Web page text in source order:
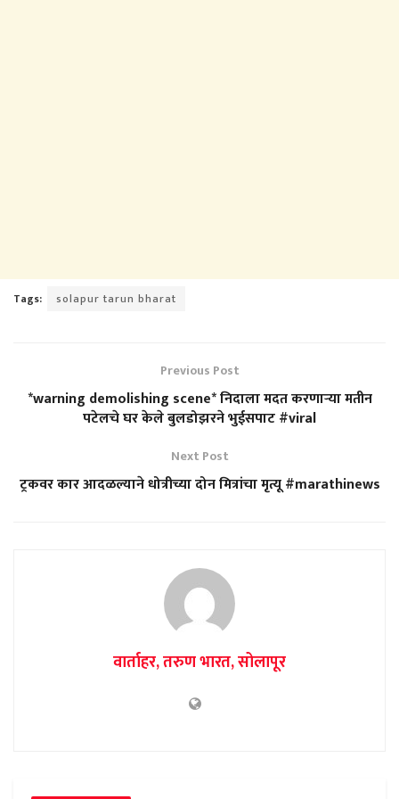
Tags: solapur tarun bharat
Previous Post
*warning demolishing scene* निदाला मदत करणाऱ्या मतीन
पटेलचे घर केले बुलडोझरने भुईसपाट #viral
Next Post
ट्रकवर कार आदळल्याने धोत्रीच्या दोन मित्रांचा मृत्यू #marathinews
वार्ताहर, तरुण भारत, सोलापूर